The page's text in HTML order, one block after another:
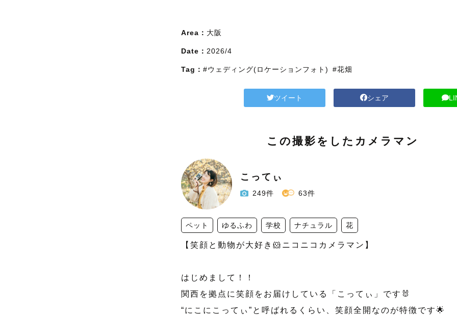
Area： 大阪
Date： 2026/4
Tag： #ウェディング(ロケーションフォト) #花畑
ツイート シェア
この撮影をしたカメラマン
こってぃ
249件 63件
ペット ゆるふわ 学校 ナチュラル 花
【笑顔と動物が大好き🐹ニコニコカメラマン】
はじめまして！！
関西を拠点に笑顔をお届けしている「こってぃ」です🐰
“にこにこってぃ”と呼ばれるくらい、笑顔全開なのが特徴です🌟